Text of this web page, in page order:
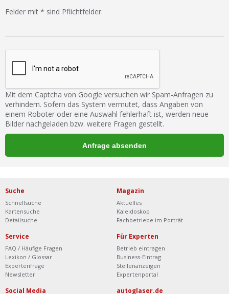
Felder mit * sind Pflichtfelder.
Mit dem Captcha von Google versuchen wir Spam-Anfragen zu
verhindern. Sofern das System vermutet, dass Angaben von
einem Roboter oder eine Auswahl fehlerhaft ist, werden neue
Bilder nachgeladen bzw. weitere Fragen gestellt.
Suche
Schnellsuche
Kartensuche
Detailsuche
Magazin
Aktuelles
Kaleidoskop
Fachbetriebe im Porträt
Service
FAQ / Häufige Fragen
Lexikon / Glossar
Expertenfrage
Newsletter
Für Experten
Betrieb eintragen
Business-Eintrag
Stellenanzeigen
Expertenportal
Social Media autoglaser.de